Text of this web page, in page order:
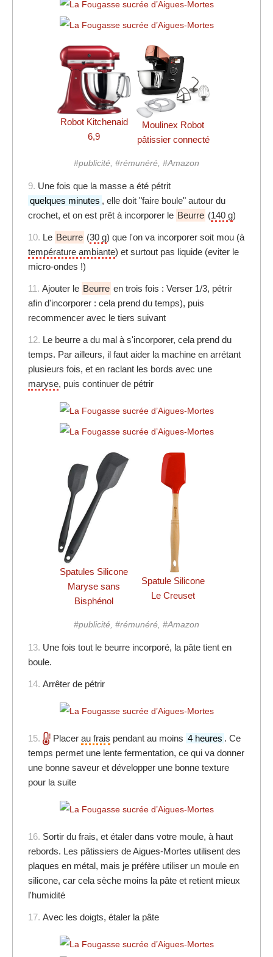
Robot Kitchenaid
6,9
Moulinex Robot
pâtissier connecté
#publicité, #rémunéré, #Amazon
9. Une fois que la masse a été pétrit
quelques minutes , elle doit "faire boule" autour du
crochet, et on est prêt à incorporer le Beurre (140 g)
10. Le Beurre (30 g) que l'on va incorporer soit mou (à
température ambiante) et surtout pas liquide (eviter le
micro-ondes !)
11. Ajouter le Beurre en trois fois : Verser 1/3, pétrir
afin d'incorporer : cela prend du temps), puis
recommencer avec le tiers suivant
12. Le beurre a du mal à s'incorporer, cela prend du
temps. Par ailleurs, il faut aider la machine en arrétant
plusieurs fois, et en raclant les bords avec une
maryse, puis continuer de pétrir
Spatules Silicone
Maryse sans
Bisphénol
Spatule Silicone
Le Creuset
#publicité, #rémunéré, #Amazon
13. Une fois tout le beurre incorporé, la pâte tient en
boule.
14. Arrêter de pétrir
15. Placer au frais pendant au moins 4 heures . Ce
temps permet une lente fermentation, ce qui va donner
une bonne saveur et développer une bonne texture
pour la suite
16. Sortir du frais, et étaler dans votre moule, à haut
rebords. Les pâtissiers de Aigues-Mortes utilisent des
plaques en métal, mais je préfère utiliser un moule en
silicone, car cela sèche moins la pâte et retient mieux
l'humidité
17. Avec les doigts, étaler la pâte